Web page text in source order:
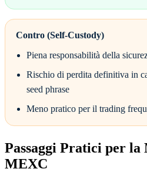
Contro (Self-Custody)
Piena responsabilità della
Rischio di perdita definitiva in
seed phrase
Meno pratico per il trading
Passaggi Pratici per la
MEXC